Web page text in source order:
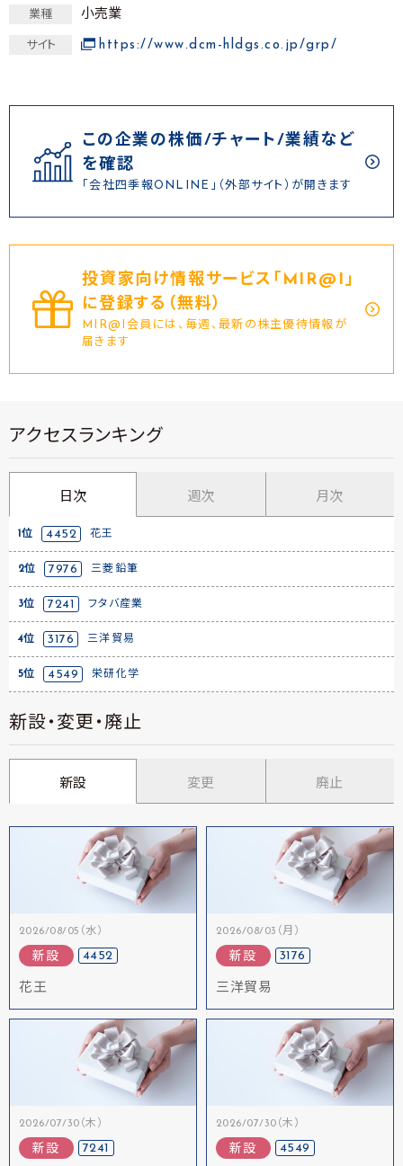
業種 小売業
サイト https://www.dcm-hldgs.co.jp/grp/
この企業の株価/チャート/業績など
を確認
「会社四季報ONLINE」（外部サイト）が開きます
投資家向け情報サービス｢MIR@I｣
に登録する（無料）
MIR@I会員には、毎週、最新の株主優待情報が
届きます
アクセスランキング
日次 週次 月次
1位 4452 花王
2位 7976 三菱鉛筆
3位 7241 フタバ産業
4位 3176 三洋貿易
5位 4549 栄研化学
新設・変更・廃止
新設 変更 廃止
2026/08/05（水）
新設 4452
花王
2026/08/03（月）
新設 3176
三洋貿易
2026/07/30（木）
新設 7241
2026/07/30（木）
新設 4549